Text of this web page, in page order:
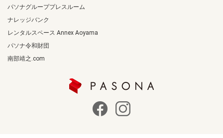
パソナグループプレスルーム
ナレッジバンク
レンタルスペース Annex Aoyama
パソナ令和財団
南部靖之.com